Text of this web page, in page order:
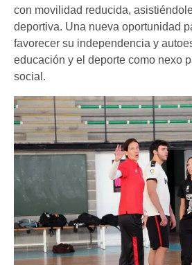
con movilidad reducida,
deportiva. Una nueva oportunidad
favorecer su independencia y
educación y el deporte como nexo
social.